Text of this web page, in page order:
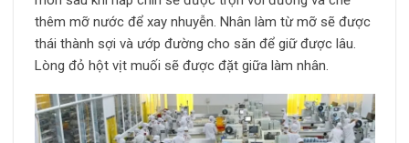
thêm mỡ nước để xay nhuyễn. Nhân làm từ mỡ sẽ được
thái thành sợi và ướp đường cho săn để giữ được lâu.
Lòng đỏ hột vịt muối sẽ được đặt giữa làm nhân.